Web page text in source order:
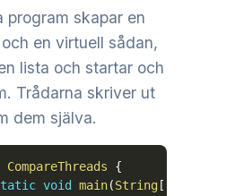
program skapar en
en virtuell sådan,
lista och startar och
Trådarna skriver ut
dem själva.
CompareThreads
{
void main(String [